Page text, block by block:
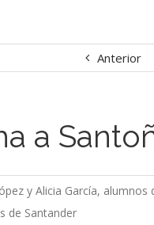
Anterior
a
y Alicia García, alumnos
de Santander